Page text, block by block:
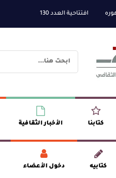
افتتاحية العدد 130
كتابنا الأخبار الثقافية
كتابيه دخول الأعضاء